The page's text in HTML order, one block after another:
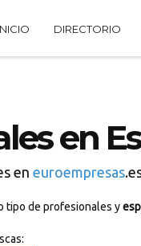
DIRECTORIO
en
en euroempresas
tipo de profesionales y